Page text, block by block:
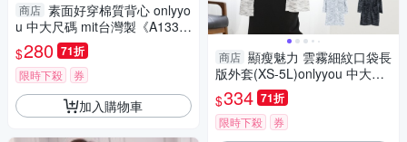
商店 素面好穿棉質背心 onlyyo
u 中大尺碼 mit台灣製《A133
7》
$280 71折
限時下殺 券
加入購物車
商店 顯瘦魅力 雲霧細紋口袋長
版外套(XS-5L)onlyyou 中大尺
碼 MIT台灣製 【A3598】
$334 71折
限時下殺 券